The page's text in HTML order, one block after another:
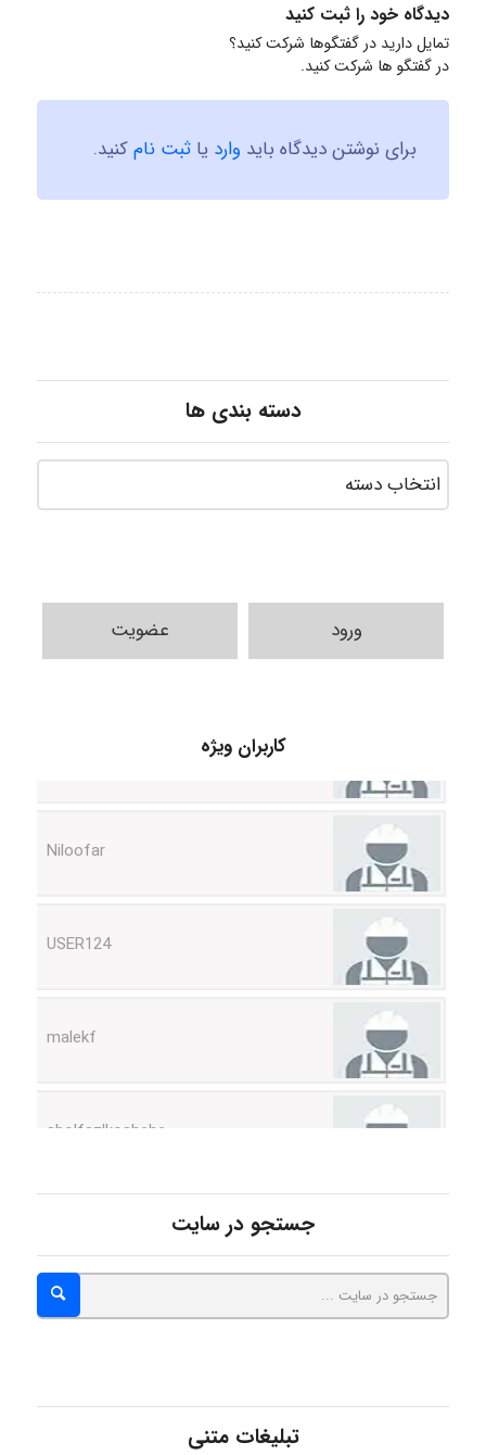
دیدگاه خود را ثبت کنید
تمایل دارید در گفتگوها شرکت کنید؟
در گفتگو ها شرکت کنید.
برای نوشتن دیدگاه باید وارد یا ثبت نامکنید.
دسته بندی ها
ورود عضویت
کاربران ویژه
A.balandeh
جستجو در سایت
تبلیغات متنی